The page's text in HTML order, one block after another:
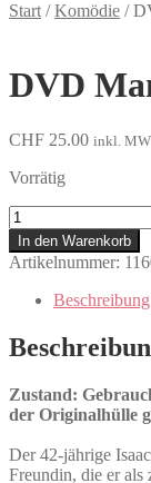
Start /Komödie /
DVD
CHF 25.00 inkl.
Vorrätig
Manhattan
Menge
In den Warenkorb
Artikelnummer:
Beschreibung
Zustand:
der Originalhülle
Der 42-jährige
Freundin, die er als